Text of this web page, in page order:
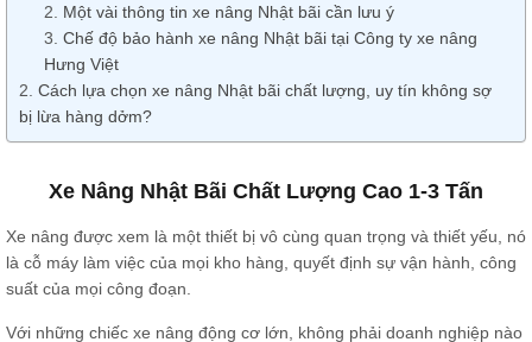
Một vài thông tin xe nâng Nhật bãi cần lưu ý
Chế độ bảo hành xe nâng Nhật bãi tại Công ty xe nâng
Hưng Việt
Cách lựa chọn xe nâng Nhật bãi chất lượng, uy tín không sợ
bị lừa hàng dởm?
Xe Nâng Nhật Bãi Chất Lượng Cao 1-3 Tấn
Xe nâng được xem là một thiết bị vô cùng quan trọng và thiết yếu, nó
là cỗ máy làm việc của mọi kho hàng, quyết định sự vận hành, công
suất của mọi công đoạn.
Với những chiếc xe nâng động cơ lớn, không phải doanh nghiệp nào